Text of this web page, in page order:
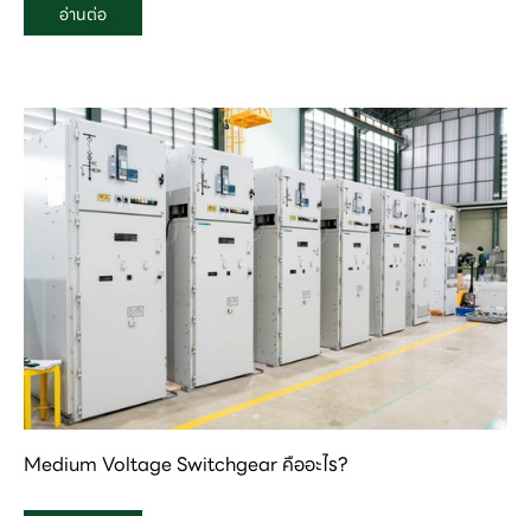
อ่านต่อ
Medium Voltage Switchgear คืออะไร?